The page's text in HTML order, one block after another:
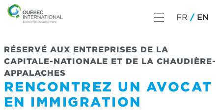
FR EN
RÉSERVÉ AUX ENTREPRISES DE LA
CAPITALE-NATIONALE ET DE LA CHAUDIÈRE-
APPALACHES
RENCONTREZ UN AVOCAT
EN IMMIGRATION